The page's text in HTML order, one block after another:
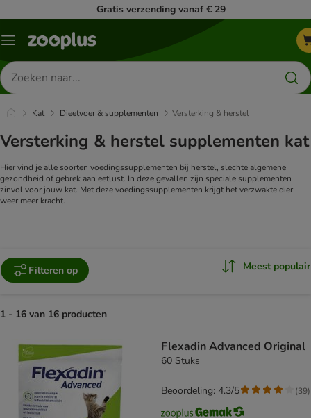
Gratis verzending vanaf € 29
Menu
Zoeken
naar
producten
Kat Dieetvoer & supplementen Versterking & herstel
Versterking & herstel supplementen kat
Hier vind je alle soorten voedingssupplementen bij herstel, slechte algemene
gezondheid of gebrek aan eetlust. In deze gevallen zijn speciale supplementen
zinvol voor jouw kat. Met deze voedingssupplementen krijgt het verzwakte dier
weer meer kracht.
Filteren op Meest populair
1 - 16 van 16 producten
Flexadin Advanced Original
60 Stuks
Beoordeling: 4.3/5 (39)